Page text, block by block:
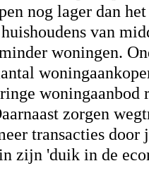
nog lager dan
van
woningen.
woningaanbod
zorgen
transacties door
zijn 'duik in de